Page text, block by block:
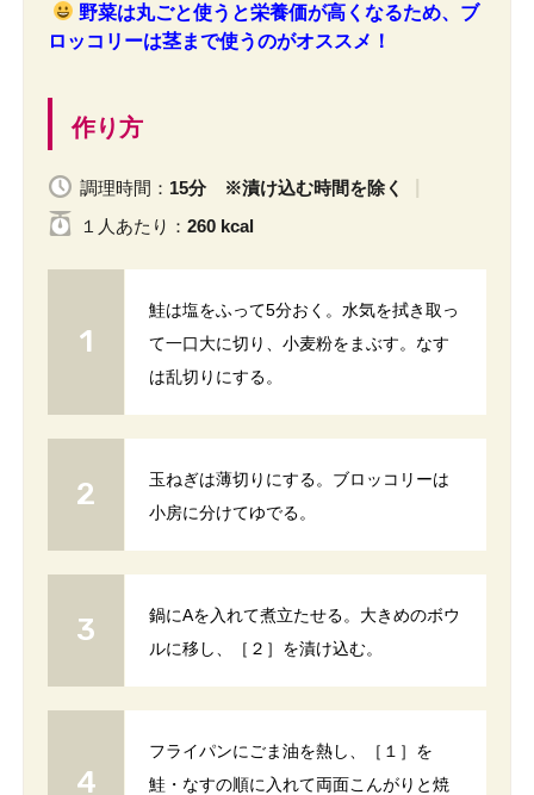
野菜は丸ごと使うと栄養価が高くなるため、ブ
ロッコリーは茎まで使うのがオススメ！
作り方
調理時間： 15分 ※漬け込む時間を除く
１人 あたり ： 260 kcal
鮭は塩をふって5分おく。水気を拭き取っ
て一口大に切り、小麦粉をまぶす。なす
は乱切りにする。
玉ねぎは薄切りにする。ブロッコリーは
小房に分けてゆでる。
鍋にAを入れて煮立たせる。大きめのボウ
ルに移し、［２］を漬け込む。
フライパンにごま油を熱し、［１］を
鮭・なすの順に入れて両面こんがりと焼